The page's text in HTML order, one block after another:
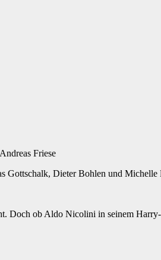
Friese
Gottschalk, Dieter Bohlen und
Doch ob Aldo Nicolini in seinem